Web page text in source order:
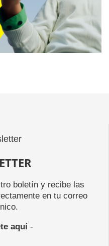
boletín y recibe las
en tu correo
aquí-